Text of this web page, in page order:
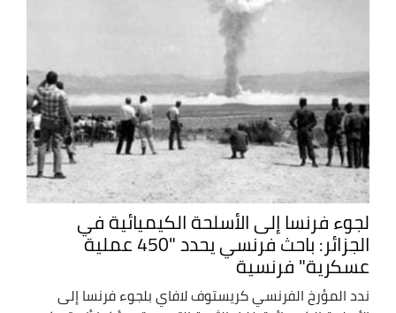
لجوء فرنسا إلى الأسلحة الكيميائية في
الجزائر: باحث فرنسي يحدد "450 عملية
عسكرية" فرنسية
ندد المؤرخ الفرنسي كريستوف لافاي بلجوء فرنسا إلى